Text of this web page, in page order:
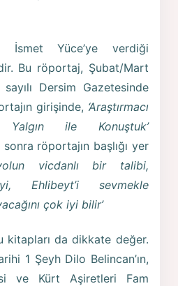
İsmet Yüce’ye verdiği
Bu röportaj, Şubat/Mart
Dersim Gazetesinde
girişinde, ‘Araştırmacı
ile Konuştuk’
röportajın başlığı yer
vicdanlı bir talibi,
Ehlibeyt’i sevmekle
çok iyi bilir’
kitapları da dikkate değer.
1 Şeyh Dilo Belincan’ın,
ve Kürt Aşiretleri Fam